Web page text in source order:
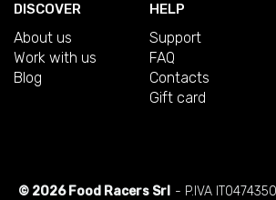
DISCOVER
About us
Work with us
Blog
HELP
Support
FAQ
Contacts
Gift card
© 2026 Food Racers Srl - P.IVA